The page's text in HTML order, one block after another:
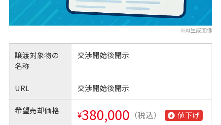
※AI生成画像
譲渡対象物の
名称
交渉開始後開示
URL 交渉開始後開示
希望売却価格 ¥380,000 （税込） 値下げ